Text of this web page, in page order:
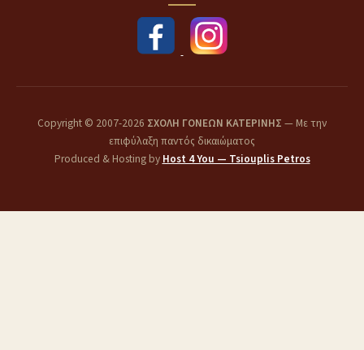
Copyright © 2007-2026 ΣΧΟΛΗ ΓΟΝΕΩΝ ΚΑΤΕΡΙΝΗΣ — Με την
επιφύλαξη παντός δικαιώματος
Produced & Hosting by Host 4 You — Tsiouplis Petros